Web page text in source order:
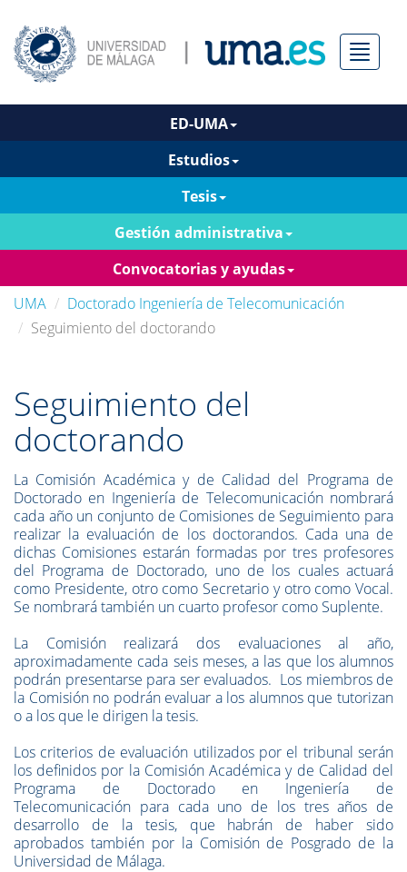
Menú
ED-UMA
Estudios
Tesis
Gestión administrativa
Convocatorias y ayudas
UMA
Doctorado Ingeniería de Telecomunicación
Seguimiento del doctorando
Seguimiento del
doctorando
La Comisión Académica y de Calidad del Programa de
Doctorado en Ingeniería de Telecomunicación nombrará
cada año un conjunto de Comisiones de Seguimiento para
realizar la evaluación de los doctorandos. Cada una de
dichas Comisiones estarán formadas por tres profesores
del Programa de Doctorado, uno de los cuales actuará
como Presidente, otro como Secretario y otro como Vocal.
Se nombrará también un cuarto profesor como Suplente.
La Comisión realizará dos evaluaciones al año,
aproximadamente cada seis meses, a las que los alumnos
podrán presentarse para ser evaluados. Los miembros de
la Comisión no podrán evaluar a los alumnos que tutorizan
o a los que le dirigen la tesis.
Los criterios de evaluación utilizados por el tribunal serán
los definidos por la Comisión Académica y de Calidad del
Programa de Doctorado en Ingeniería de
Telecomunicación para cada uno de los tres años de
desarrollo de la tesis, que habrán de haber sido
aprobados también por la Comisión de Posgrado de la
Universidad de Málaga.